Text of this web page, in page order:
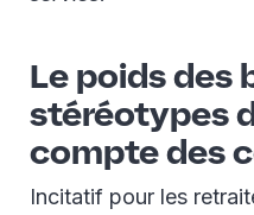
Le poids des
stéréotypes
compte des
Incitatif pour les